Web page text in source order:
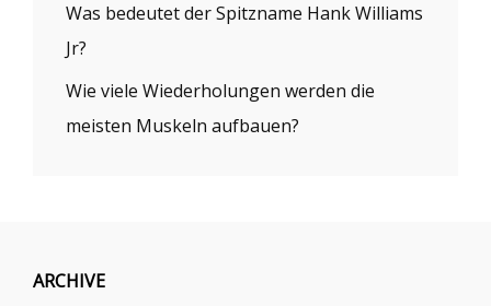
Was bedeutet der Spitzname Hank Williams
Jr?
Wie viele Wiederholungen werden die
meisten Muskeln aufbauen?
ARCHIVE